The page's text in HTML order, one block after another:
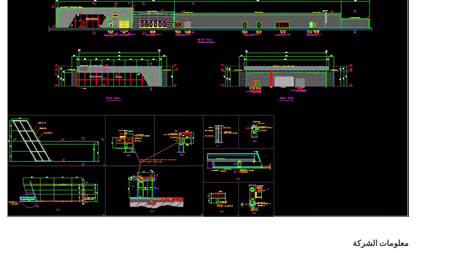
معلومات الشركة